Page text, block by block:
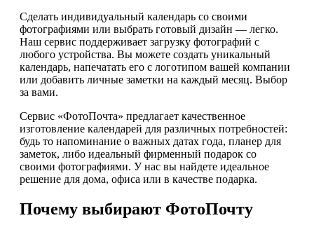
Сделать индивидуальный календарь со своими
фотографиями или выбрать готовый дизайн — легко.
Наш сервис поддерживает загрузку фотографий с
любого устройства. Вы можете создать уникальный
календарь, напечатать его с логотипом вашей компании
или добавить личные заметки на каждый месяц. Выбор
за вами.
Сервис «ФотоПочта» предлагает качественное
изготовление календарей для различных потребностей:
будь то напоминание о важных датах года, планер для
заметок, либо идеальный фирменный подарок со
своими фотографиями. У нас вы найдете идеальное
решение для дома, офиса или в качестве подарка.
Почему выбирают ФотоПочту